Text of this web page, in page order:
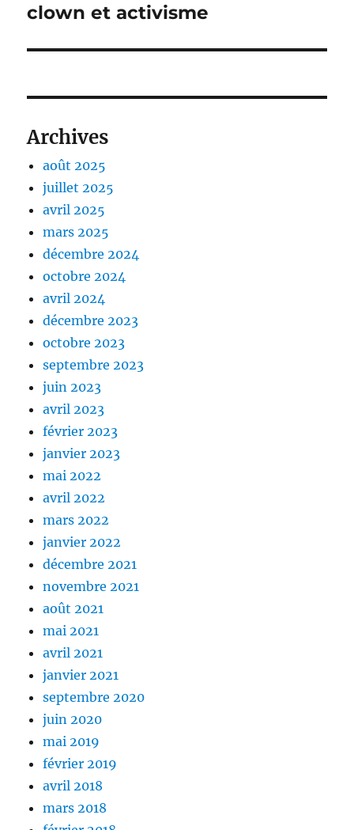
suivante :
clown et activisme
Archives
août 2025
juillet 2025
avril 2025
mars 2025
décembre 2024
octobre 2024
avril 2024
décembre 2023
octobre 2023
septembre 2023
juin 2023
avril 2023
février 2023
janvier 2023
mai 2022
avril 2022
mars 2022
janvier 2022
décembre 2021
novembre 2021
août 2021
mai 2021
avril 2021
janvier 2021
septembre 2020
juin 2020
mai 2019
février 2019
avril 2018
mars 2018